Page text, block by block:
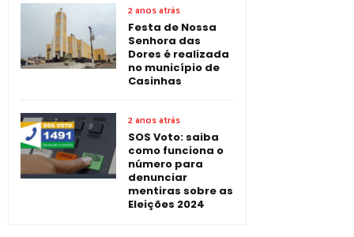
2 anos atrás
Festa de Nossa
Senhora das
Dores é realizada
no município de
Casinhas
2 anos atrás
SOS Voto: saiba
como funciona o
número para
denunciar
mentiras sobre as
Eleições 2024